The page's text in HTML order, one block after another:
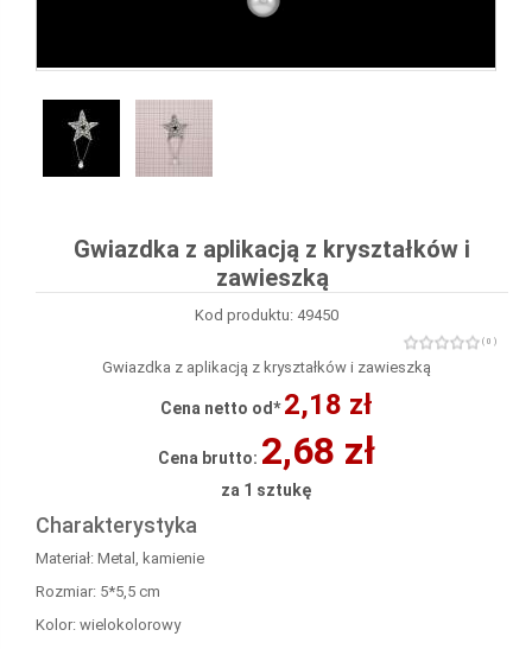
Gwiazdka z aplikacją z kryształków i
zawieszką
Kod produktu: 49450
( 0 )
Gwiazdka z aplikacją z kryształków i zawieszką
Cena netto od*2,18 zł
Cena brutto: 2,68 zł
za 1 sztukę
Charakterystyka
Materiał: Metal, kamienie
Rozmiar: 5*5,5 cm
Kolor: wielokolorowy